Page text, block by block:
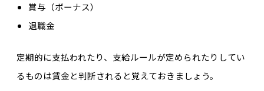
賞与（ボーナス）
退職金
定期的に支払われたり、支給ルールが定められたりしてい
るものは賃金と判断されると覚えておきましょう。